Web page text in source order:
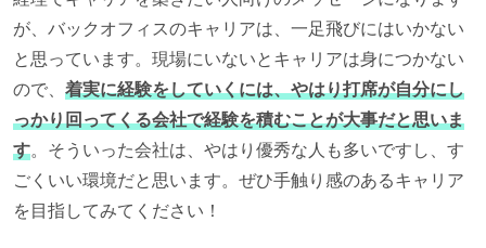
が、バックオフィスのキャリアは、一足飛びにはいかない
と思っています。現場にいないとキャリアは身につかない
ので、 着実に経験をしていくには、やはり打席が自分にし
っかり回ってくる会社で経験を積むことが大事だと思いま
す。そういった会社は、やはり優秀な人も多いですし、す
ごくいい環境だと思います。ぜひ手触り感のあるキャリア
を目指してみてください！